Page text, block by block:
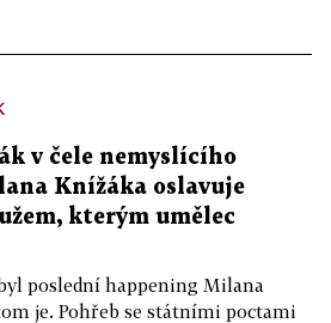
v čele nemyslícího
Knížáka oslavuje
kterým umělec
poslední happening Milana
je. Pohřeb se státními poctami